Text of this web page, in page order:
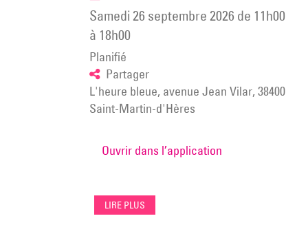
à
Galerie
samedi 26 septembre 2026 de 11h00
à 18h00
Planifié
Partager
L'heure bleue, avenue Jean Vilar, 38400
Saint-Martin-d'Hères
Ouvrir dans l’application
LIRE PLUS